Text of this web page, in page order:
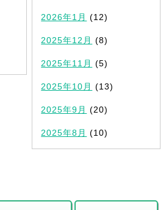
2026年1月 (12)
2025年12月 (8)
2025年11月 (5)
2025年10月 (13)
2025年9月 (20)
2025年8月 (10)